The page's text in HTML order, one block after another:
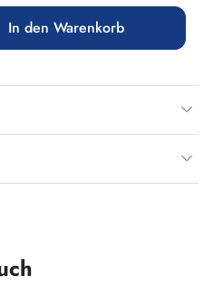
gewünschten Wert
In den Warenkorb